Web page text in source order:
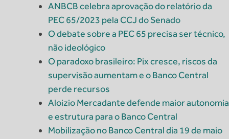
ANBCB celebra aprovação do relatório da
PEC 65/2023 pela CCJ do Senado
O debate sobre a PEC 65 precisa ser técnico,
não ideológico
O paradoxo brasileiro: Pix cresce, riscos da
supervisão aumentam e o Banco Central
perde recursos
Aloizio Mercadante defende maior autonomia
e estrutura para o Banco Central
Mobilização no Banco Central dia 19 de maio